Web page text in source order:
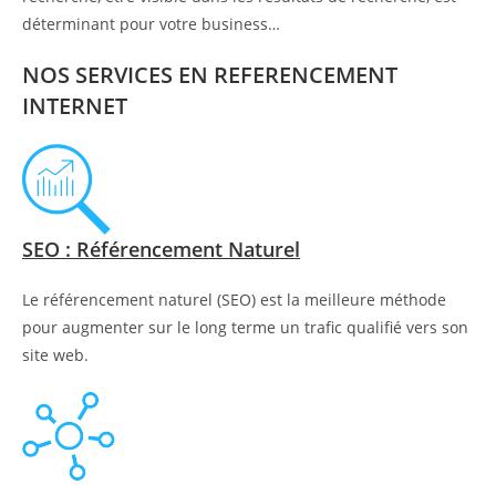
déterminant pour votre business…
NOS SERVICES EN REFERENCEMENT
INTERNET
SEO : Référencement Naturel
Le référencement naturel (SEO) est la meilleure méthode
pour augmenter sur le long terme un trafic qualifié vers son
site web.